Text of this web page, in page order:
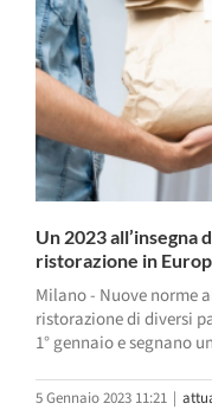
Un 2023 all’insegna
ristorazione in
Milano - Nuove norme
ristorazione di diversi
1° gennaio e segnano
5 Gennaio 2023 11:21 |